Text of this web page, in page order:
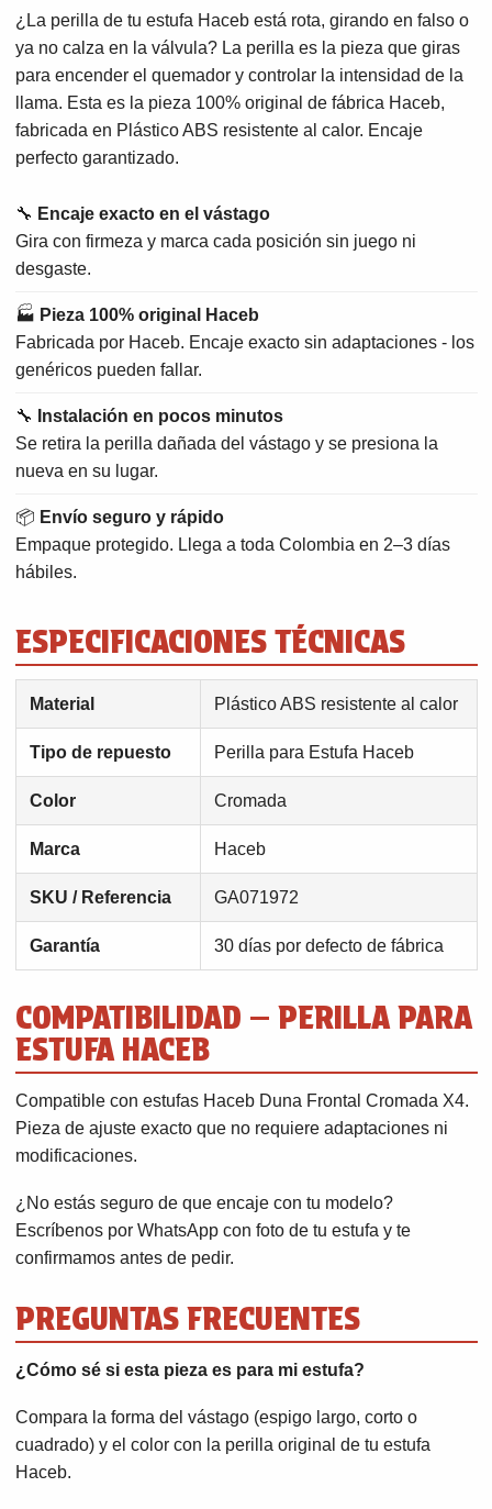
¿La perilla de tu estufa Haceb está rota, girando en falso o
ya no calza en la válvula? La perilla es la pieza que giras
para encender el quemador y controlar la intensidad de la
llama. Esta es la pieza 100% original de fábrica Haceb,
fabricada en Plástico ABS resistente al calor. Encaje
perfecto garantizado.
🔧 Encaje exacto en el vástago
Gira con firmeza y marca cada posición sin juego ni
desgaste.
🏭 Pieza 100% original Haceb
Fabricada por Haceb. Encaje exacto sin adaptaciones - los
genéricos pueden fallar.
🔧
Instalación en pocos minutos
Se retira la perilla dañada del vástago y se presiona la
nueva en su lugar.
📦 Envío seguro y rápido
Empaque protegido. Llega a toda Colombia en 2–3 días
hábiles.
ESPECIFICACIONES TÉCNICAS
Material Plástico ABS resistente al calor
Tipo de repuesto Perilla para Estufa Haceb
Color Cromada
Marca Haceb
SKU / Referencia GA071972
Garantía 30 días por defecto de fábrica
COMPATIBILIDAD — PERILLA PARA
ESTUFA HACEB
Compatible con estufas Haceb Duna Frontal Cromada X4.
Pieza de ajuste exacto que no requiere adaptaciones ni
modificaciones.
¿No estás seguro de que encaje con tu modelo?
Escríbenos por WhatsApp con foto de tu estufa y te
confirmamos antes de pedir.
PREGUNTAS FRECUENTES
¿Cómo sé si esta pieza es para mi estufa?
Compara la forma del vástago (espigo largo, corto o
cuadrado) y el color con la perilla original de tu estufa
Haceb.